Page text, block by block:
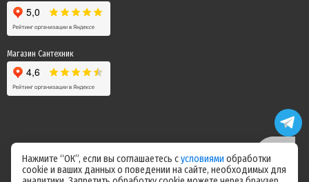
Магазин Сантехник
Цены на сайте не являются офертой! Актуальные цены уточняйте у
Нажмите “ОК”, если вы соглашаетесь сусловиями обработки
cookie и ваших данных о поведении на сайте, необходимых для